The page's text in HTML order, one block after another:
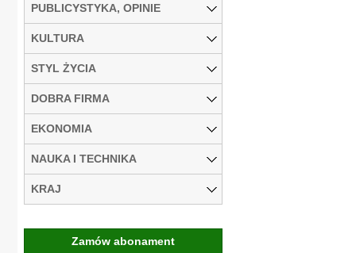
PUBLICYSTYKA, OPINIE
KULTURA
STYL ŻYCIA
DOBRA FIRMA
EKONOMIA
NAUKA I TECHNIKA
KRAJ
Zamów abonament